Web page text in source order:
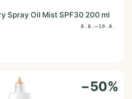
Spray Oil Mist SPF30 200 ml
8.8.–10.8.
−50%